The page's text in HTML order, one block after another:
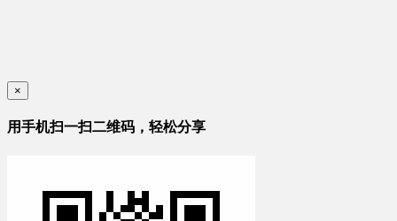
×
用手机扫一扫二维码，轻松分享